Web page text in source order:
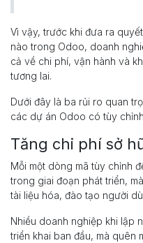
Vì vậy, trước khi đưa ra
nào trong Odoo, doanh
cả về chi phí, vận hành và
tương lai.
Dưới đây là ba rủi ro quan
các dự án Odoo có tùy
Tăng chi phí sở
Mỗi một dòng mã tùy chỉnh
trong giai đoạn phát triển,
tài liệu hóa, đào tạo người
Nhiều doanh nghiệp khi lập
triển khai ban đầu, mà quên